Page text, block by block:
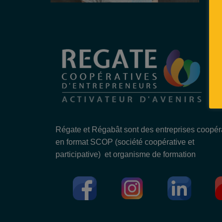
Régate et Régabât sont des entreprises
en format SCOP (société coopérative et
participative) et organisme de formation